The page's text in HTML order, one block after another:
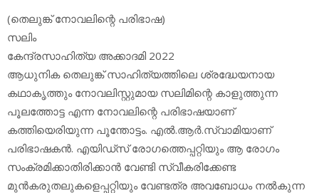
(തെലുങ്ക് നോവലിന്റെ പരിഭാഷ)
സലിം
കേന്ദ്രസാഹിത്യ അക്കാദമി 2022
ആധുനിക തെലുങ്ക് സാഹിത്യത്തിലെ ശ്രദ്ധേയനായ
കഥാകൃത്തും നോവലിസ്റ്റുമായ സലിമിന്റെ കാളുത്തുന്ന
പൂലത്തോട്ട എന്ന നോവലിന്റെ പരിഭാഷയാണ്
കത്തിയെരിയുന്ന പൂന്തോട്ടം. എല്‍.ആര്‍.സ്വാമിയാണ്
പരിഭാഷകന്‍. എയിഡ്‌സ് രോഗത്തെപ്പറ്റിയും ആ രോഗം
സംക്രമിക്കാതിരിക്കാന്‍ വേണ്ടി സ്വീകരിക്കേണ്ട
മുന്‍കരുതലുകളെപ്പറ്റിയും വേണ്ടത്ര അവബോധം നല്‍കുന്ന